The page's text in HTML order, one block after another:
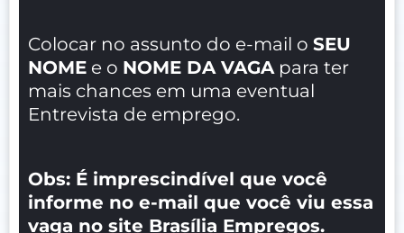
Colocar no assunto do e-mail o SEU
NOME e o NOME DA VAGA para ter
mais chances em uma eventual
Entrevista de emprego.
Obs: É imprescindível que você
informe no e-mail que você viu essa
vaga no site Brasília Empregos.